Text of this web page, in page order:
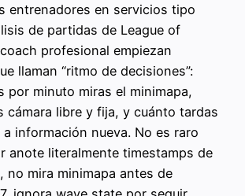
entrenadores en servicios tipo
de partidas de League of
profesional empiezan
llaman “ritmo de decisiones”:
por minuto miras el minimapa,
cámara libre y fija, y cuánto tardas
información nueva. No es raro
anote literalmente timestamps de
no mira minimapa antes de